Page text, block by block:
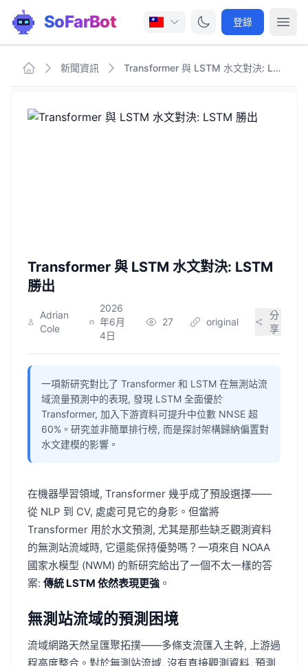
SoFarBot 登錄
新聞資訊 Transformer 與 LSTM 水文對決: LSTM 勝出
Transformer 與 LSTM 水文對決: LSTM
勝出
Adrian
Cole
2026
年6月
4日
27 original
分
享
一項新研究對比了 Transformer 和 LSTM 在無測站流
域流量預測中的表現, 發現 LSTM 全面優於
Transformer, 加入下游資料可提升中位數 NNSE 超
60%。研究並非簡單排行榜, 而是探討架構歸納偏置對
水文建模的影響。
在機器學習領域, Transformer 幾乎成了預設選擇——
從 NLP 到 CV, 處處可見它的身影。但當將
Transformer 用於水文預測, 尤其是那些缺乏觀測資料
的無測站流域時, 它還能保持優勢嗎？一項來自 NOAA
國家水模型 (NWM) 的新研究給出了一個不太一樣的答
案: 傳統 LSTM 依然表現更強 。
無測站流域的預測困境
流域網路天然呈匯聚拓撲——多條支流匯入主幹, 上游過
程高度整合。對於無測站流域, 沒有直接觀測資料, 預測